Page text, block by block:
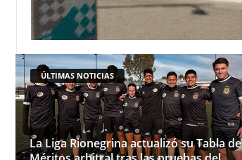
ÚLTIMAS NOTICIAS
La Liga Rionegrina actualizó su Tabla de